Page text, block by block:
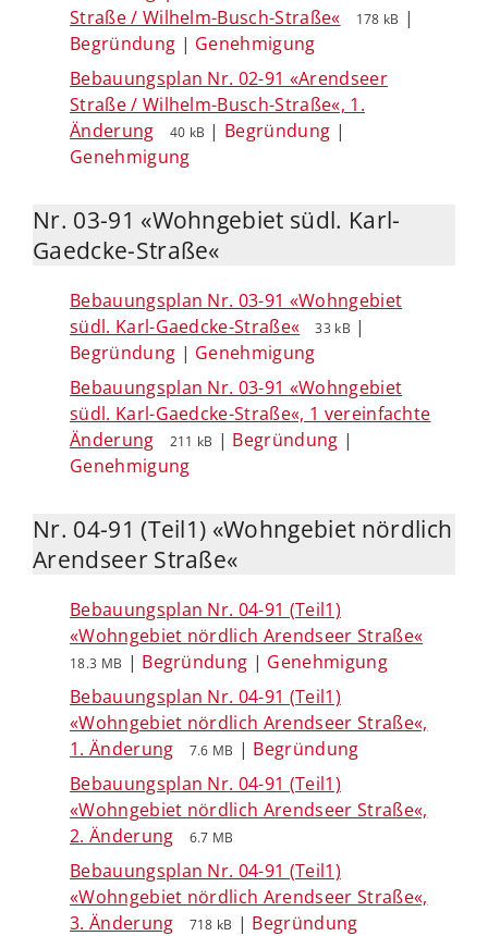
Straße / Wilhelm-Busch-Straße«
178 kB |
Begründung | Genehmigung
Bebauungsplan Nr. 02-91 «Arendseer
Straße / Wilhelm-Busch-Straße«, 1.
Änderung
40 kB | Begründung |
Genehmigung
Nr. 03-91 «Wohngebiet südl. Karl-
Gaedcke-Straße«
Bebauungsplan Nr. 03-91 «Wohngebiet
südl. Karl-Gaedcke-Straße«
33 kB |
Begründung | Genehmigung
Bebauungsplan Nr. 03-91 «Wohngebiet
südl. Karl-Gaedcke-Straße«, 1 vereinfachte
Änderung
211 kB | Begründung |
Genehmigung
Nr. 04-91 (Teil1) «Wohngebiet nördlich
Arendseer Straße«
Bebauungsplan Nr. 04-91 (Teil1)
«Wohngebiet nördlich Arendseer Straße«
18.3 MB | Begründung | Genehmigung
Bebauungsplan Nr. 04-91 (Teil1)
«Wohngebiet nördlich Arendseer Straße«,
1. Änderung
7.6 MB | Begründung
Bebauungsplan Nr. 04-91 (Teil1)
«Wohngebiet nördlich Arendseer Straße«,
2. Änderung
6.7 MB
Bebauungsplan Nr. 04-91 (Teil1)
«Wohngebiet nördlich Arendseer Straße«,
3. Änderung
718 kB | Begründung